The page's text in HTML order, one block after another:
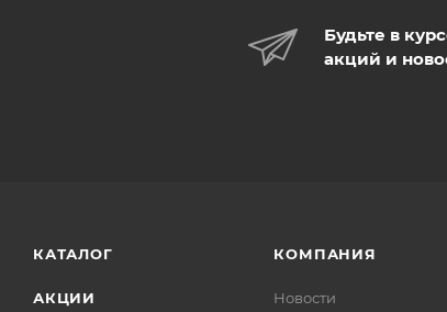
Будьте в
акций и
КАТАЛОГ
АКЦИИ
КОМПАНИЯ
Новости